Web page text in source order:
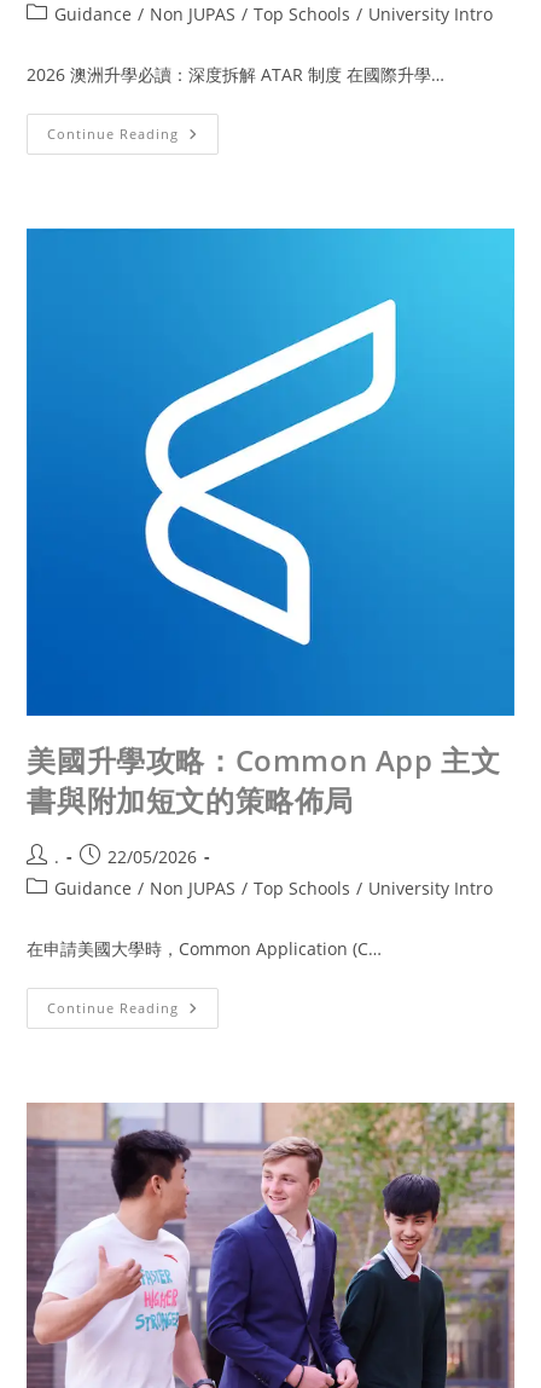
Guidance / Non JUPAS / Top Schools / University Intro
2026 澳洲升學必讀：深度拆解 ATAR 制度 在國際升學…
Continue Reading
美國升學攻略：Common App 主文
書與附加短文的策略佈局
.
22/05/2026
Guidance / Non JUPAS / Top Schools / University Intro
在申請美國大學時，Common Application (C…
Continue Reading